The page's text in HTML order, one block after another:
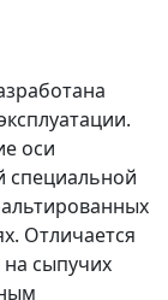
оси
специальной
Отличается
сыпучих